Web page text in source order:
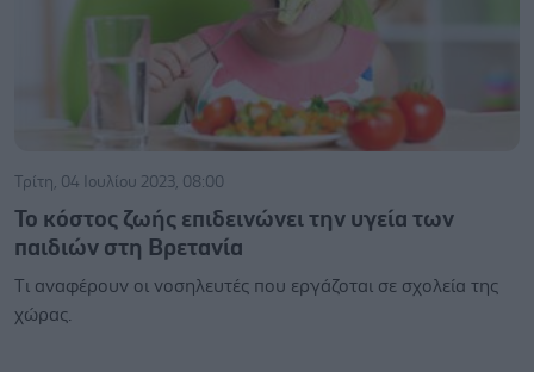
Τρίτη, 04 Ιουλίου 2023, 08:00
Το κόστος ζωής επιδεινώνει την υγεία των
παιδιών στη Βρετανία
Tι αναφέρουν οι νοσηλευτές που εργάζοται σε σχολεία της
χώρας.